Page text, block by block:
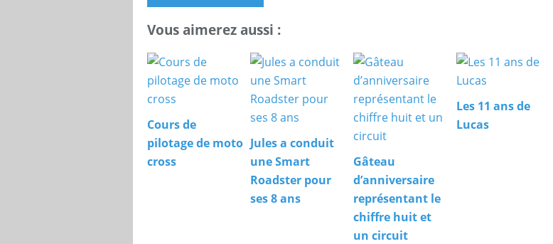
Vous aimerez aussi :
Cours de
pilotage de moto
cross
Jules a conduit
une Smart
Roadster pour
ses 8 ans
Gâteau
d’anniversaire
représentant le
chiffre huit et
un circuit
Les 11 ans de
Lucas